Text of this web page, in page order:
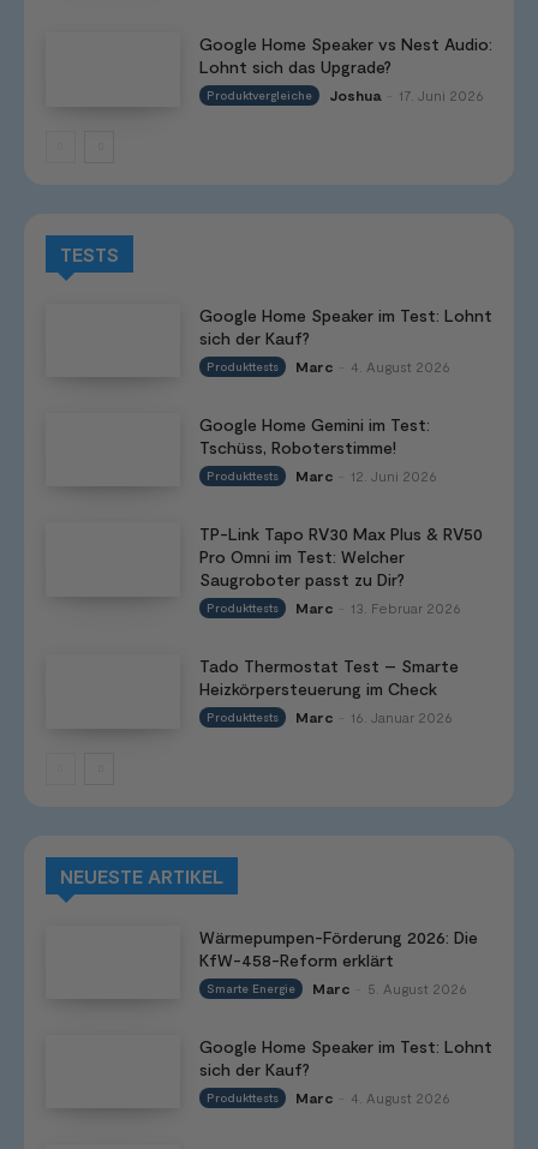
Google Home Speaker vs Nest Audio:
Lohnt sich das Upgrade?
Produktvergleiche Joshua 17. Juni 2026
TESTS
Google Home Speaker im Test: Lohnt
sich der Kauf?
Produkttests Marc 4. August 2026
Google Home Gemini im Test:
Tschüss, Roboterstimme!
Produkttests Marc 12. Juni 2026
TP-Link Tapo RV30 Max Plus & RV50
Pro Omni im Test: Welcher
Saugroboter passt zu Dir?
Produkttests Marc 13. Februar 2026
Tado Thermostat Test – Smarte
Heizkörpersteuerung im Check
Produkttests Marc 16. Januar 2026
NEUESTE ARTIKEL
Wärmepumpen-Förderung 2026: Die
KfW-458-Reform erklärt
Smarte Energie Marc 5. August 2026
Google Home Speaker im Test: Lohnt
sich der Kauf?
Produkttests Marc 4. August 2026